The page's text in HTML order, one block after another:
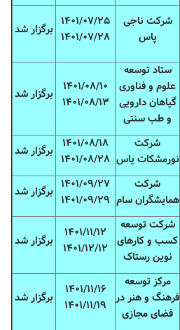
شرکت ناجی
پاس
۱۴۰۱/۰۷/۲۵
۱۴۰۱/۰۷/۲۸ برگزار شد
ستاد توسعه
علوم و فناوری
گیاهان دارویی
و طب سنتی
۱۴۰۱/۰۸/۱۰
۱۴۰۱/۰۸/۱۳
برگزار شد
شرکت
نورمشکات یاس
۱۴۰۱/۰۸/۱۸
۱۴۰۱/۰۸/۲۸
برگزار شد
شرکت
همایشگران سام
۱۴۰۱/۰۹/۲۷
۱۴۰۱/۰۹/۲۹
برگزار شد
شرکت توسعه
کسب و کارهای
نوین رستاک
۱۴۰۱/۱۱/۱۲
۱۴۰۱/۱۲/۱۲
برگزار شد
مرکز توسعه
فرهنگ و هنر در
فضای مجازی
۱۴۰۱/۱۱/۱۶
۱۴۰۱/۱۱/۱۹
برگزار شد